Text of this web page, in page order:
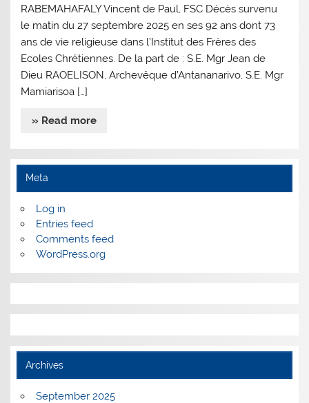
RABEMAHAFALY Vincent de Paul, FSC Décès survenu
le matin du 27 septembre 2025 en ses 92 ans dont 73
ans de vie religieuse dans l’Institut des Frères des
Ecoles Chrétiennes. De la part de : S.E. Mgr Jean de
Dieu RAOELISON, Archevêque d’Antananarivo, S.E. Mgr
Mamiarisoa […]
» Read more
Meta
Log in
Entries feed
Comments feed
WordPress.org
Archives
September 2025